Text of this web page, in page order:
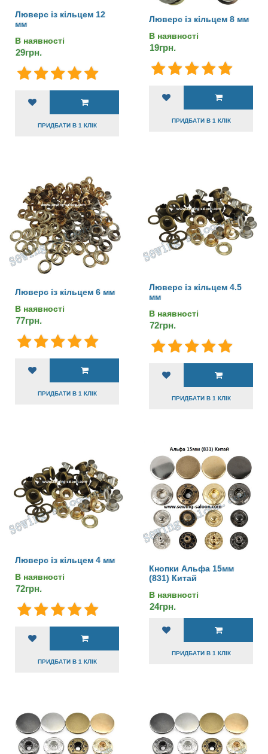
Люверс із кільцем 12
мм
В наявності
29грн.
ПРИДБАТИ В 1 КЛІК
Люверс із кільцем 8 мм
В наявності
19грн.
ПРИДБАТИ В 1 КЛІК
Люверс із кільцем 6 мм
В наявності
77грн.
ПРИДБАТИ В 1 КЛІК
Люверс із кільцем 4.5
мм
В наявності
72грн.
ПРИДБАТИ В 1 КЛІК
Люверс із кільцем 4 мм
В наявності
72грн.
ПРИДБАТИ В 1 КЛІК
Кнопки Альфа 15мм
(831) Китай
В наявності
24грн.
ПРИДБАТИ В 1 КЛІК